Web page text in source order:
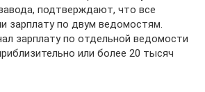
подтверждают, что все
зарплату по двум ведомостям.
зарплату по отдельной ведомости
или более 20 тысяч